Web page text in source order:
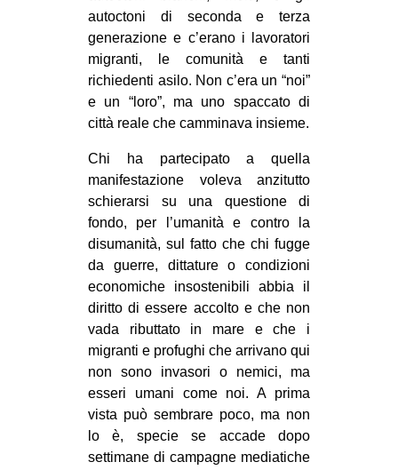
autoctoni di seconda e terza
generazione e c’erano i lavoratori
migranti, le comunità e tanti
richiedenti asilo. Non c’era un “noi”
e un “loro”, ma uno spaccato di
città reale che camminava insieme.
Chi ha partecipato a quella
manifestazione voleva anzitutto
schierarsi su una questione di
fondo, per l’umanità e contro la
disumanità, sul fatto che chi fugge
da guerre, dittature o condizioni
economiche insostenibili abbia il
diritto di essere accolto e che non
vada ributtato in mare e che i
migranti e profughi che arrivano qui
non sono invasori o nemici, ma
esseri umani come noi. A prima
vista può sembrare poco, ma non
lo è, specie se accade dopo
settimane di campagne mediatiche